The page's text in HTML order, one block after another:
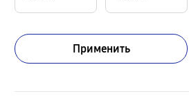
Применить